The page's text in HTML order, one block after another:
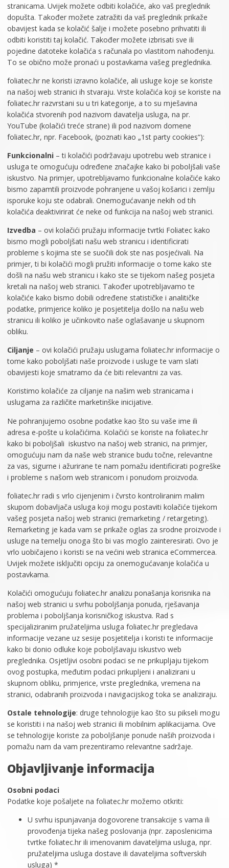
stranicama. Uvijek možete odbiti kolačiće, ako vaš preglednik
dopušta. Također možete zatražiti da vaš preglednik prikaže
obavijest kada se kolačić šalje i možete posebno prihvatiti ili
odbiti koristiti taj kolačić. Također možete izbrisati sve ili
pojedine datoteke kolačića s računala po vlastitom nahođenju.
To se obično može pronaći u postavkama vašeg preglednika.
foliatec.hr ne koristi izravno kolačiće, ali usluge koje se koriste
na našoj web stranici ih stvaraju. Vrste kolačića koji se koriste na
foliatec.hr razvrstani su u tri kategorije, a to su mješavina
kolačića stvorenih pod nazivom davatelja usluga, na pr.
YouTube (kolačići treće strane) ili pod nazivom domene
foliatec.hr, npr. Facebook, (poznati kao „1st party cookies“):
Funkcionalni – ti kolačići podržavaju upotrebu web stranice i
usluga te omogućuju određene značajke kako bi poboljšali vaše
iskustvo. Na primjer, upotrebljavamo funkcionalne kolačiće kako
bismo zapamtili proizvode pohranjene u vašoj košarici i zemlju
isporuke koju ste odabrali. Onemogućavanje nekih od tih
kolačića deaktivirirat će neke od funkcija na našoj web stranici.
Izvedba – ovi kolačići pružaju informacije tvrtki Foliatec kako
bismo mogli poboljšati našu web stranicu i identificirati
probleme s kojima ste se suočili dok ste nas posjećivali. Na
primjer, ti bi kolačići mogli pružiti informacije o tome kako ste
došli na našu web stranicu i kako ste se tijekom našeg posjeta
kretali na našoj web stranici. Također upotrebljavamo te
kolačiće kako bismo dobili određene statističke i analitičke
podatke, primjerice koliko je posjetitelja došlo na našu web
stranicu ili koliko je učinkovito naše oglašavanje u skupnom
obliku.
Ciljanje – ovi kolačići pružaju uslugama foliatec.hr informacije o
tome kako poboljšati naše proizvode i usluge te vam slati
obavijesti koje smatramo da će biti relevantni za vas.
Koristimo kolačiće za ciljanje na našim web stranicama i
uslugama za različite marketinške inicijative.
Ne pohranjujemo osobne podatke kao što su vaše ime ili
adresa e-pošte u kolačićima. Kolačići se koriste na foliatec.hr
kako bi poboljšali iskustvo na našoj web stranici, na primjer,
omogućuju nam da naše web stranice budu točne, relevantne
za vas, sigurne i ažurirane te nam pomažu identificirati pogreške
i probleme s našom web stranicom i ponudom proizvoda.
foliatec.hr radi s vrlo cijenjenim i čvrsto kontroliranim malim
skupom dobavljača usluga koji mogu postaviti kolačiće tijekom
vašeg posjeta našoj web stranici (remarketing / retargeting).
Remarketing je kada vam se prikaže oglas za srodne proizvode i
usluge na temelju onoga što bi vas moglo zainteresirati. Ovo je
vrlo uobičajeno i koristi se na većini web stranica eCommercea.
Uvijek možete isključiti opciju za onemogućavanje kolačića u
postavkama.
Kolačići omogućuju foliatec.hr analizu ponašanja korisnika na
našoj web stranici u svrhu poboljšanja ponuda, rješavanja
problema i poboljšanja korisničkog iskustva. Rad s
specijaliziranim pružateljima usluga foliatec.hr pregledava
informacije vezane uz sesije posjetitelja i koristi te informacije
kako bi donio odluke koje poboljšavaju iskustvo web
preglednika. Osjetljivi osobni podaci se ne prikupljaju tijekom
ovog postupka, međutim podaci prikupljeni i analizirani u
skupnom obliku, primjerice, vrste preglednika, vremena na
stranici, odabranih proizvoda i navigacijskog toka se analiziraju.
Ostale tehnologije: druge tehnologije kao što su pikseli mogu
se koristiti i na našoj web stranici ili mobilnim aplikacijama. Ove
se tehnologije koriste za poboljšanje ponude naših proizvoda i
pomažu nam da vam prezentiramo relevantne sadržaje.
Objavljivanje informacija
Osobni podaci
Podatke koje pošaljete na foliatec.hr možemo otkriti:
U svrhu ispunjavanja dogovorene transakcije s vama ili
provođenja tijeka našeg poslovanja (npr. zaposlenicima
tvrtke foliatec.hr ili imenovanim davateljima usluga, npr.
pružateljima usluga dostave ili davateljima softverskih
usluga) *